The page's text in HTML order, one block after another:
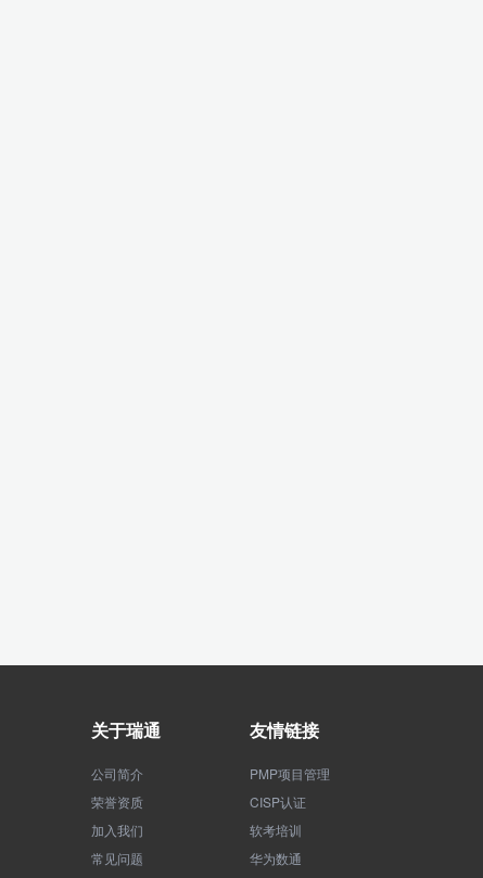
关于瑞通
公司简介
荣誉资质
加入我们
常见问题
友情链接
PMP项目管理
CISP认证
软考培训
华为数通